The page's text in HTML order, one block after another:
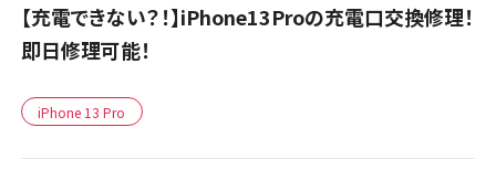
【充電できない？！】iPhone13Proの充電口交換修理！
即日修理可能！
iPhone 13 Pro